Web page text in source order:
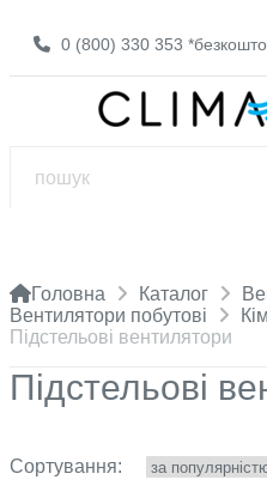
0 (800) 330 353
Головна Каталог
Вентилятори побутові
Підстельові вентилятори
Підстельові
Сортування: